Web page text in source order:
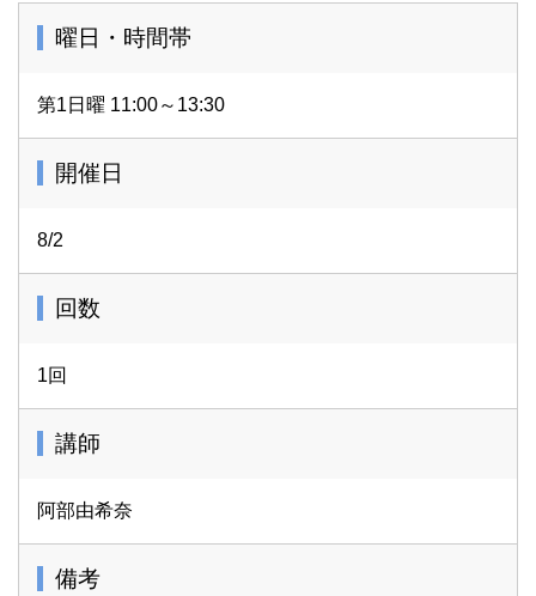
曜日・時間帯
第1日曜 11:00～13:30
開催日
8/2
回数
1回
講師
阿部由希奈
備考